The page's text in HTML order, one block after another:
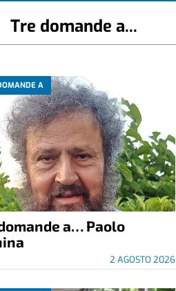
Tre domande a...
A
a… Paolo
2 AGOSTO 2026